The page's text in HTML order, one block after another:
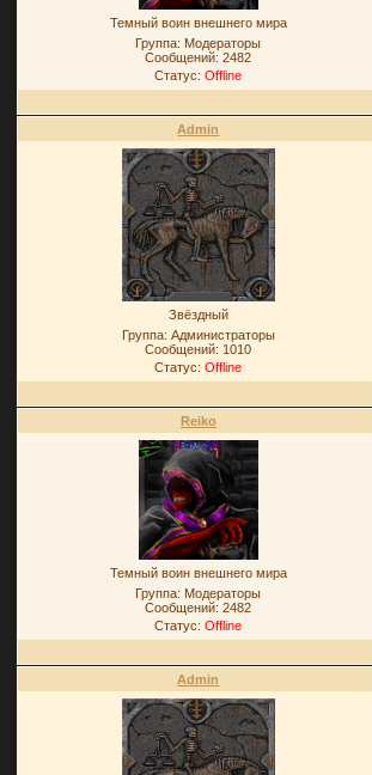
Темный воин внешнего мира
Группа: Модераторы
Сообщений:2482
Статус:Offline
Admin
Звёздный
Группа: Администраторы
Сообщений: 1010
Статус:Offline
Reiko
Темный воин внешнего мира
Группа: Модераторы
Сообщений:2482
Статус:Offline
Admin